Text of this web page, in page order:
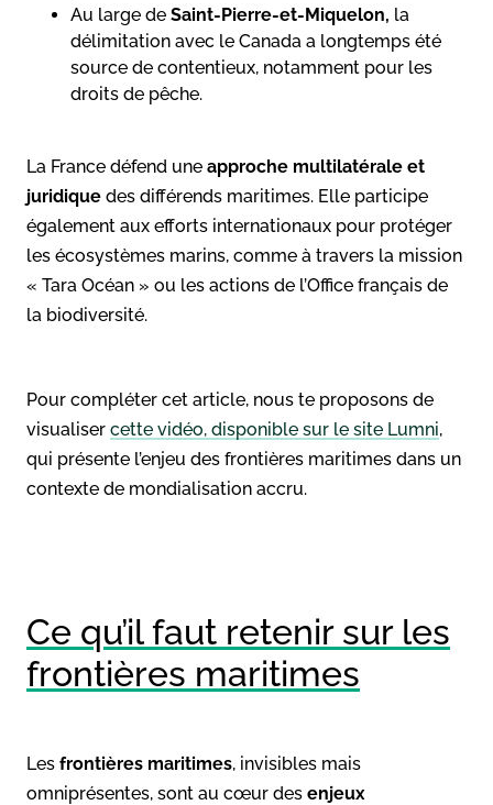
Au large de Saint-Pierre-et-Miquelon, la
délimitation avec le Canada a longtemps été
source de contentieux, notamment pour les
droits de pêche.
La France défend une approche multilatérale et
juridique des différends maritimes. Elle participe
également aux efforts internationaux pour protéger
les écosystèmes marins, comme à travers la mission
« Tara Océan » ou les actions de l’Office français de
la biodiversité.
Pour compléter cet article, nous te proposons de
visualiser cette vidéo, disponible sur le site Lumni,
qui présente l’enjeu des frontières maritimes dans un
contexte de mondialisation accru.
Ce qu’il faut retenir sur les
frontières maritimes
Les frontières maritimes, invisibles mais
omniprésentes, sont au cœur des enjeux